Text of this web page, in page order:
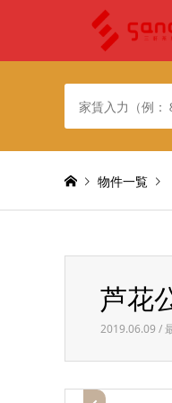
物件一覧
芦花公園の家 201
芦花
2019.06.09 /